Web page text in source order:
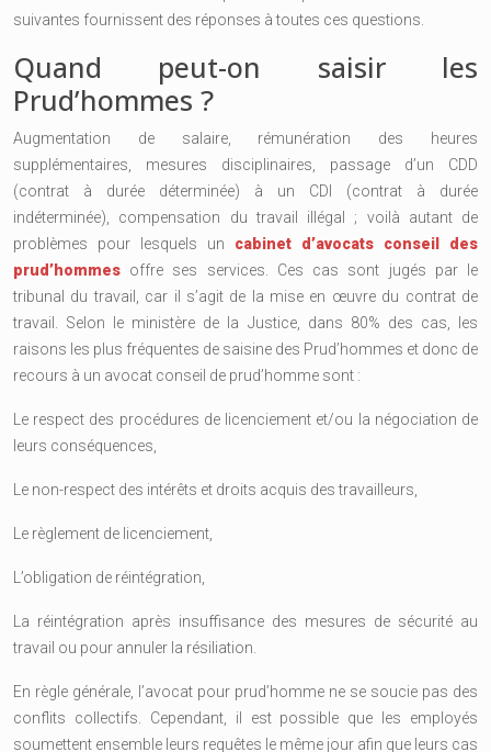
suivantes fournissent des réponses à toutes ces questions.
Quand peut-on saisir les
Prud’hommes ?
Augmentation de salaire, rémunération des heures
supplémentaires, mesures disciplinaires, passage d’un CDD
(contrat à durée déterminée) à un CDI (contrat à durée
indéterminée), compensation du travail illégal ; voilà autant de
problèmes pour lesquels un cabinet d’avocats conseil des
prud’hommes offre ses services. Ces cas sont jugés par le
tribunal du travail, car il s’agit de la mise en œuvre du contrat de
travail. Selon le ministère de la Justice, dans 80% des cas, les
raisons les plus fréquentes de saisine des Prud’hommes et donc de
recours à un avocat conseil de prud’homme sont :
Le respect des procédures de licenciement et/ou la négociation de
leurs conséquences,
Le non-respect des intérêts et droits acquis des travailleurs,
Le règlement de licenciement,
L’obligation de réintégration,
La réintégration après insuffisance des mesures de sécurité au
travail ou pour annuler la résiliation.
En règle générale, l’avocat pour prud’homme ne se soucie pas des
conflits collectifs. Cependant, il est possible que les employés
soumettent ensemble leurs requêtes le même jour afin que leurs cas